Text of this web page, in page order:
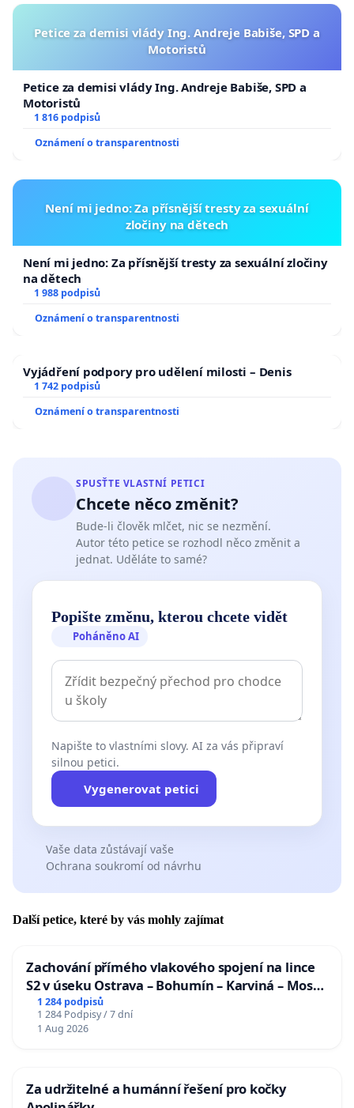
Petice za demisi vlády Ing. Andreje Babiše, SPD a
Motoristů
Petice za demisi vlády Ing. Andreje Babiše, SPD a
Motoristů
1 816 podpisů
Oznámení o transparentnosti
Není mi jedno: Za přísnější tresty za sexuální
zločiny na dětech
Není mi jedno: Za přísnější tresty za sexuální zločiny
na dětech
1 988 podpisů
Oznámení o transparentnosti
Vyjádření podpory pro udělení milosti – Denis
1 742 podpisů
Oznámení o transparentnosti
SPUSŤTE VLASTNÍ PETICI
Chcete něco změnit?
Bude-li člověk mlčet, nic se nezmění.
Autor této petice se rozhodl něco změnit a
jednat. Uděláte to samé?
Popište změnu, kterou chcete vidět
Poháněno AI
Napište to vlastními slovy. AI za vás připraví
silnou petici.
Vygenerovat petici
Vaše data zůstávají vaše
Ochrana soukromí od návrhu
Další petice, které by vás mohly zajímat
Zachování přímého vlakového spojení na lince
S2 v úseku Ostrava – Bohumín – Karviná – Mosty
u Jablunkova
1 284 podpisů
1 284 Podpisy / 7 dní
1 Aug 2026
Za udržitelné a humánní řešení pro kočky